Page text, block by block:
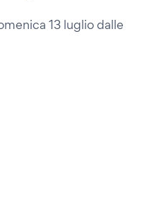
13 luglio dalle